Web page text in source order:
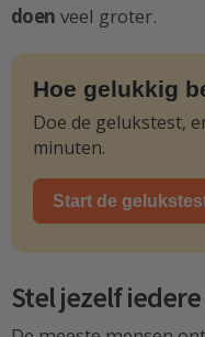
doen veel groter.
Hoe gelukkig
Doe de gelukstest,
minuten.
Start de
Stel jezelf